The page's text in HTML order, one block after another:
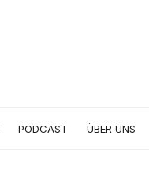
PODCAST ÜBER UNS